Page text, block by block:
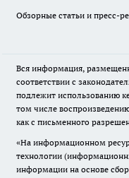
Обзорные статьи и пресс-
Вся информация,
соответствии с
подлежит использованию
том числе
как с письменного
«На информационном
технологии
информации на основе